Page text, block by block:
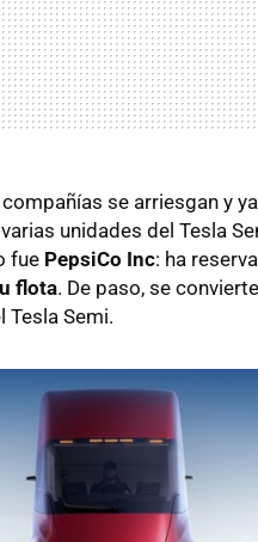
se arriesgan y
unidades del Tesla
fue PepsiCo Inc: ha
flota. De paso, se
Tesla Semi.